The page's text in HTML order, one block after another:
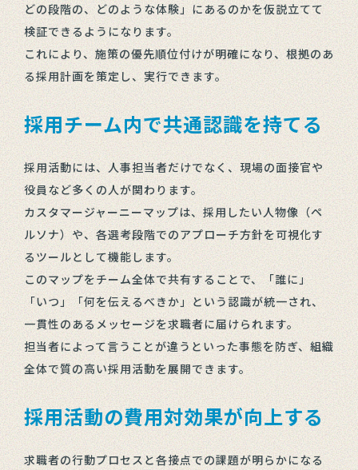
どの段階の、どのような体験」にあるのかを仮説立てて
検証できるようになります。
これにより、施策の優先順位付けが明確になり、根拠のあ
る採用計画を策定し、実行できます。
採用チーム内で共通認識を持てる
採用活動には、人事担当者だけでなく、現場の面接官や
役員など多くの人が関わります。
カスタマージャーニーマップは、採用したい人物像（ペ
ルソナ）や、各選考段階でのアプローチ方針を可視化す
るツールとして機能します。
このマップをチーム全体で共有することで、「誰に」
「いつ」「何を伝えるべきか」という認識が統一され、
一貫性のあるメッセージを求職者に届けられます。
担当者によって言うことが違うといった事態を防ぎ、組織
全体で質の高い採用活動を展開できます。
採用活動の費用対効果が向上する
求職者の行動プロセスと各接点での課題が明らかになる